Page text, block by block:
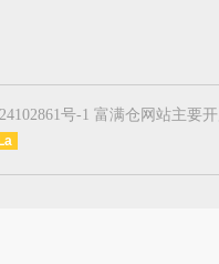
号-1 富满仓网站主